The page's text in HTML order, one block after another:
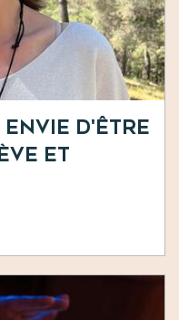
d'Être
et